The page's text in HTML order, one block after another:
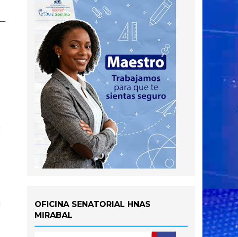
OFICINA SENATORIAL HNAS
MIRABAL